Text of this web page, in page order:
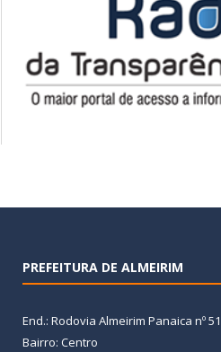
PREFEITURA DE ALMEIRIM
End.: Rodovia Almeirim Panaica nº
Bairro: Centro